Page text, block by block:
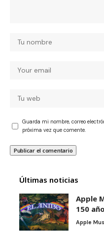
Guarda mi nombre, correo
próxima vez que comente.
Últimas noticias
Apple
150
Apple